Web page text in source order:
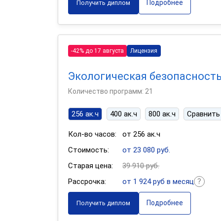
Получить диплом Подробнее
-42% до 17 августа Лицензия
Экологическая
Количество программ: 21
256 ак.ч 400 ак.ч 800 ак.ч Сравнить
Кол-во часов:
от 256 ак.ч
Стоимость:
от 23 080 руб.
Старая цена:
39 910 руб.
Рассрочка:
от 1 924 руб в месяц
Получить диплом Подробнее